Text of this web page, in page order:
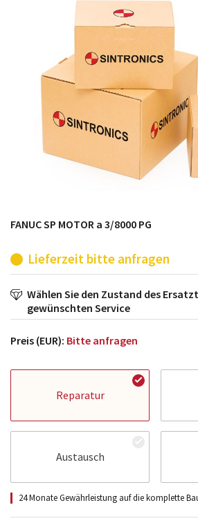
möglich. SINTRONICS ist dann ihr
entweder die alten Baugruppen
repariert oder ihnen die abgekündigten
aus dem eigenen Lager ersetzt.
FANUC SP MOTOR a 3/8000 PG
Lieferzeit bitte anfragen
Wählen Sie den Zustand des
gewünschten Service
Preis (EUR): Bitte anfragen
Reparatur
Austausch
24 Monate Gewährleistung auf die komplette